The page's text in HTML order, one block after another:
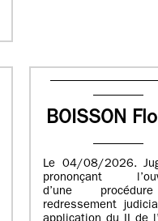
BOISSON
Le 04/08/2026.
prononçant
d’une
redressement